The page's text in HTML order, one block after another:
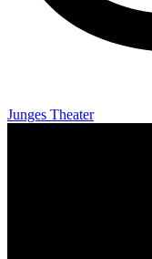
Junges Theater